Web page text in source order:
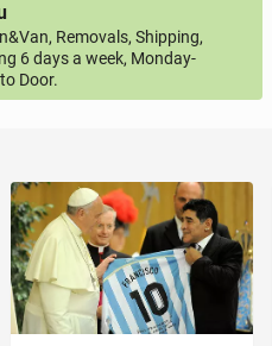
Removals, Shipping,
6 days a week, Monday-
Door.